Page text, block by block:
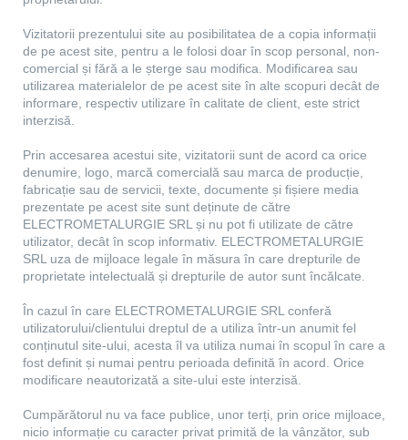
Vizitatorii prezentului site au posibilitatea de a copia informații
de pe acest site, pentru a le folosi doar în scop personal, non-
comercial și fără a le șterge sau modifica. Modificarea sau
utilizarea materialelor de pe acest site în alte scopuri decât de
informare, respectiv utilizare în calitate de client, este strict
interzisă.
Prin accesarea acestui site, vizitatorii sunt de acord ca orice
denumire, logo, marcă comercială sau marca de producție,
fabricație sau de servicii, texte, documente și fișiere media
prezentate pe acest site sunt deținute de către
ELECTROMETALURGIE SRL și nu pot fi utilizate de către
utilizator, decât în scop informativ. ELECTROMETALURGIE
SRL uza de mijloace legale în măsura în care drepturile de
proprietate intelectuală și drepturile de autor sunt încălcate.
În cazul în care ELECTROMETALURGIE SRL conferă
utilizatorului/clientului dreptul de a utiliza într-un anumit fel
conținutul site-ului, acesta îl va utiliza numai în scopul în care a
fost definit și numai pentru perioada definită în acord. Orice
modificare neautorizată a site-ului este interzisă.
Cumpărătorul nu va face publice, unor terți, prin orice mijloace,
nicio informație cu caracter privat primită de la vânzător, sub